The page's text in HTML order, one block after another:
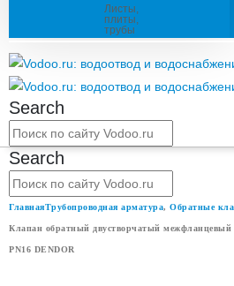
Листы,
плиты,
трубы
Search
Search
ГлавнаяТрубопроводная арматура, Обратные
Клапан обратный двустворчатый межфланцевый
PN16 DENDOR